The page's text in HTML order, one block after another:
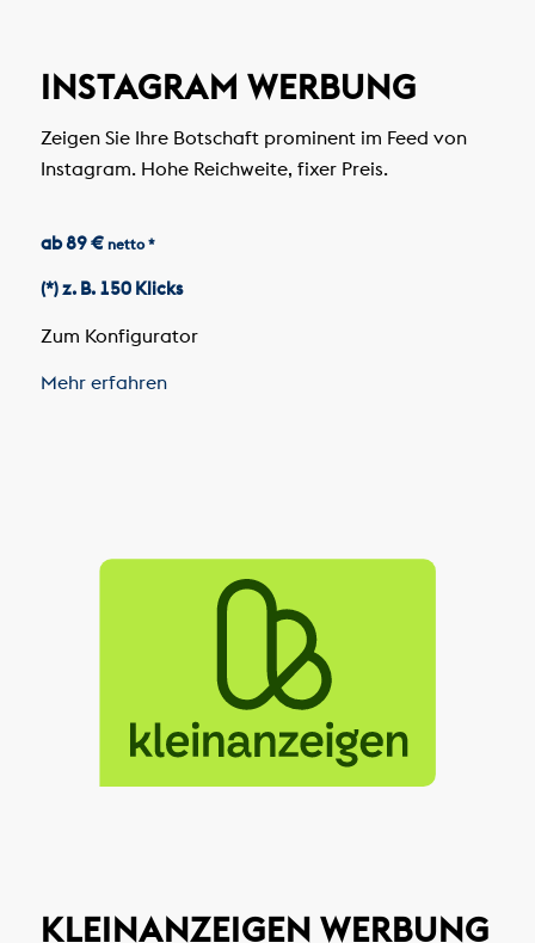
INSTAGRAM WERBUNG
Zeigen Sie Ihre Botschaft prominent im Feed von
Instagram. Hohe Reichweite, fixer Preis.
ab 89 € netto *
(*) z. B. 150 Klicks
Zum Konfigurator
Mehr erfahren
KLEINANZEIGEN WERBUNG